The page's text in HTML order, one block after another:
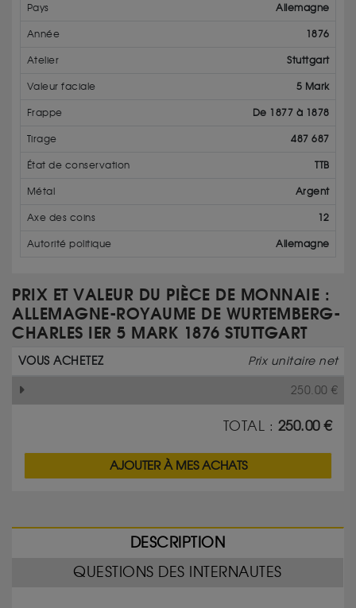
Pays Allemagne
Année 1876
Atelier Stuttgart
Valeur faciale 5 Mark
Frappe De 1877 à 1878
Tirage 487 687
État de conservation TTB
Métal Argent
Axe des coins 12
Autorité politique Allemagne
PRIX ET VALEUR DU PIÈCE DE MONNAIE :
ALLEMAGNE-ROYAUME DE WURTEMBERG-
CHARLES IER 5 MARK 1876 STUTTGART
VOUS ACHETEZ Prix unitaire net
250.00 €
TOTAL : 250.00€
AJOUTER À MES ACHATS
DESCRIPTION
QUESTIONS DES INTERNAUTES